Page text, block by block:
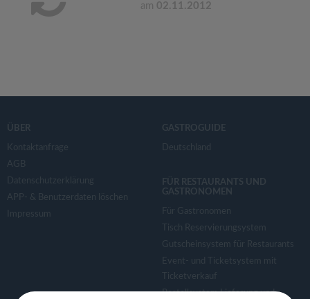
am 02.11.2012
ÜBER
Kontaktanfrage
AGB
Datenschutzerklärung
APP- & Benutzerdaten löschen
Impressum
GASTROGUIDE
Deutschland
FÜR RESTAURANTS UND
GASTRONOMEN
Für Gastronomen
Tisch Reservierungsystem
Gutscheinsystem für Restaurants
Event- und Ticketsystem mit
Ticketverkauf
Bestellsystem Lieferung und